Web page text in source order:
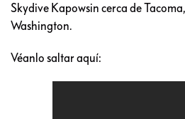
Skydive Kapowsin cerca de
Washington.
Véanlo saltar aquí: